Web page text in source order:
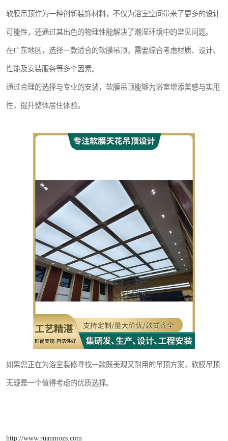
软膜吊顶作为一种创新装饰材料，不仅为浴室空间带来了更多的设计
可能性，还通过其出色的物理性能解决了潮湿环境中的常见问题。
在广东地区，选择一款适合的软膜吊顶，需要综合考虑材质、设计、
性能及安装服务等多个因素。
通过合理的选择与专业的安装，软膜吊顶能够为浴室增添美感与实用
性，提升整体居住体验。
如果您正在为浴室装修寻找一款既美观又耐用的吊顶方案，软膜吊顶
无疑是一个值得考虑的优质选择。
http://www.ruanmozs.com